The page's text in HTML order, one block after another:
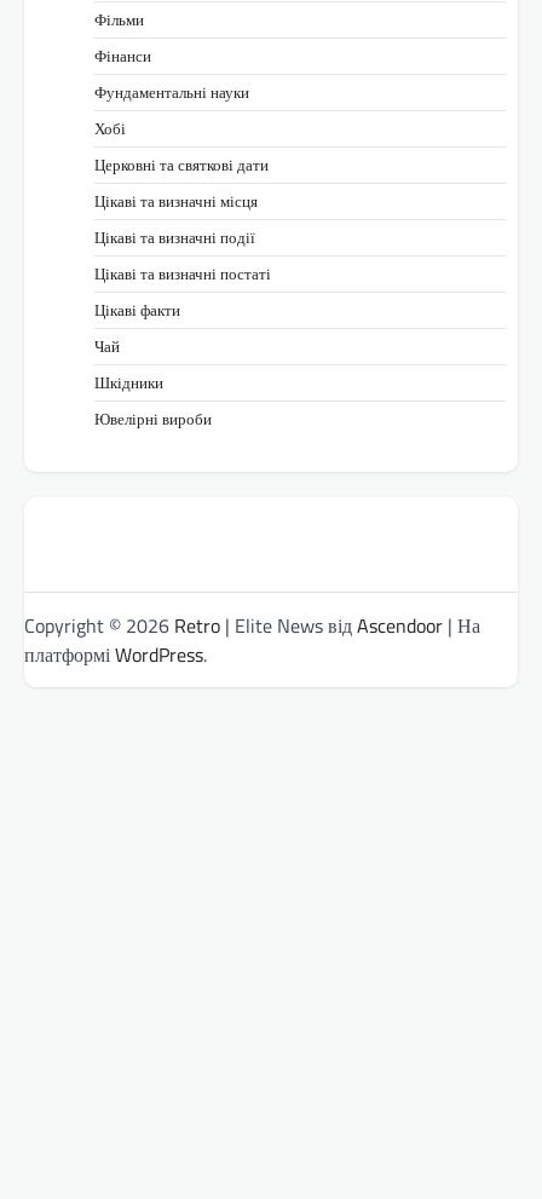
Фільми
Фінанси
Фундаментальні науки
Хобі
Церковні та святкові дати
Цікаві та визначні місця
Цікаві та визначні події
Цікаві та визначні постаті
Цікаві факти
Чай
Шкідники
Ювелірні вироби
Copyright © 2026 Retro | Elite News відAscendoor | На
платформіWordPress.